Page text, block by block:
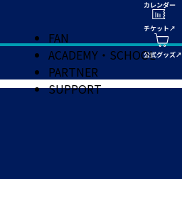
FAN
ACADEMY・SCHOOL
PARTNER
SUPPORT